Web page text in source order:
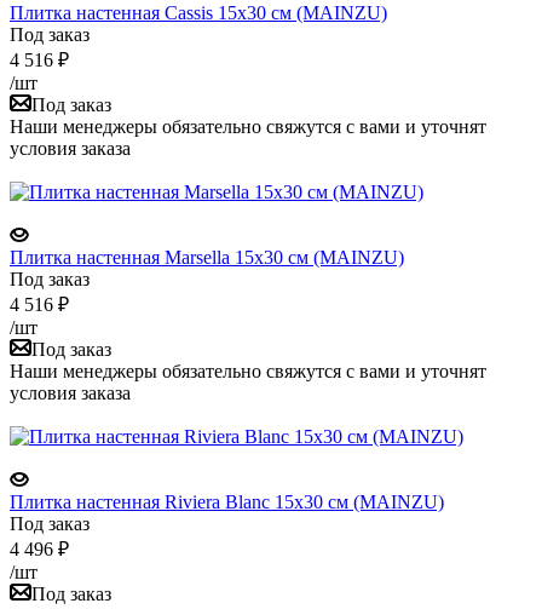
Плитка настенная Cassis 15x30 см (MAINZU)
Под заказ
4 516 ₽
/шт
Под заказ
Наши менеджеры обязательно свяжутся с вами и уточнят
условия заказа
Плитка настенная Marsella 15x30 см (MAINZU)
Под заказ
4 516 ₽
/шт
Под заказ
Наши менеджеры обязательно свяжутся с вами и уточнят
условия заказа
Плитка настенная Riviera Blanc 15x30 см (MAINZU)
Под заказ
4 496 ₽
/шт
Под заказ